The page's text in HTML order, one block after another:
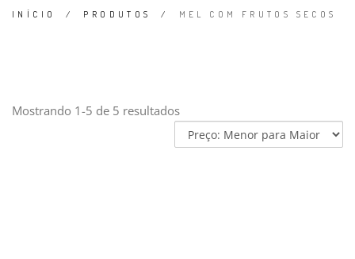
INÍCIO / PRODUTOS / MEL COM FRUTOS SECOS
Mostrando 1-5 de 5 resultados